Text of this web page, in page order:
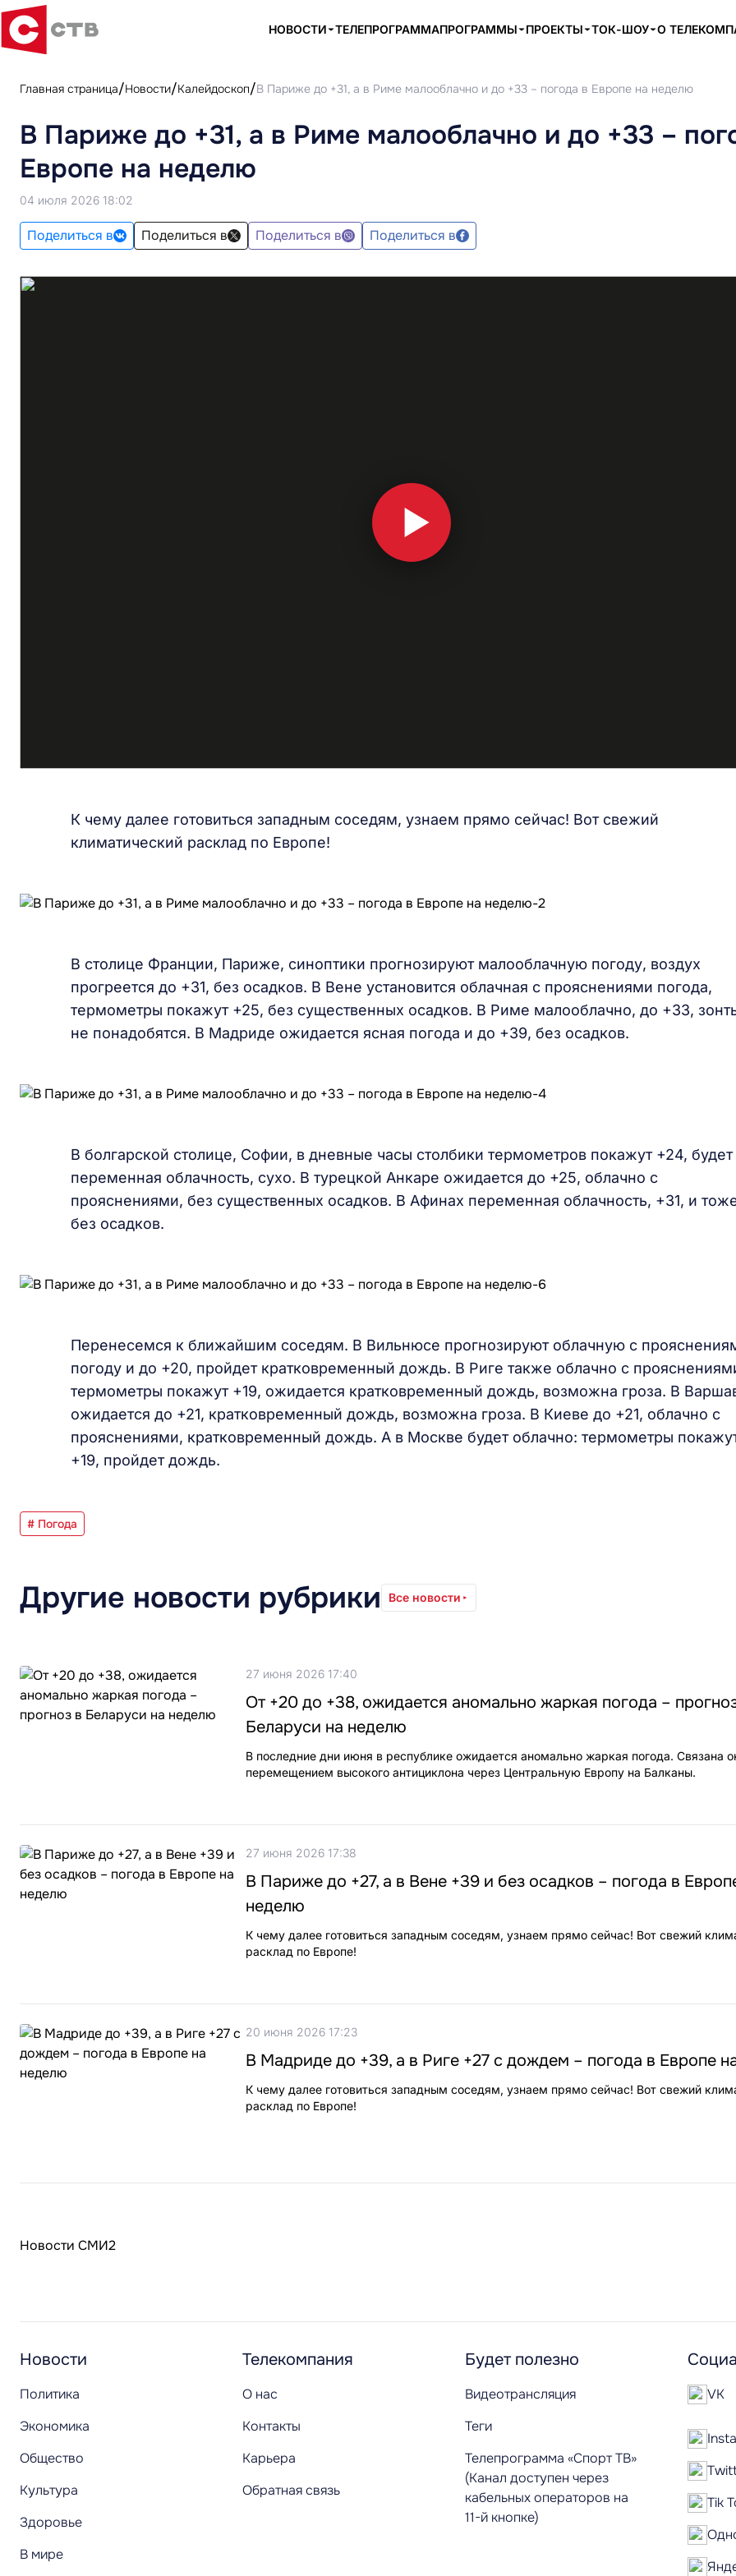
НОВОСТИ ТЕЛЕПРОГРАММАПРОГРАММЫ ПРОЕКТЫ ТОК-ШОУ О
Главная страница Новости Калейдоскоп В Париже до +31, а в Риме малооблачно и до +33 – погода в Европе на неделю
В Париже до +31, а в Риме малооблачно и до +33 –
Европе на неделю
04 июля 2026 18:02
Поделиться в Поделиться в Поделиться в Поделиться в
К чему далее готовиться западным соседям, узнаем прямо сейчас! Вот свежий
климатический расклад по Европе!
В столице Франции, Париже, синоптики прогнозируют малооблачную погоду, воздух
прогреется до +31, без осадков. В Вене установится облачная с прояснениями погода,
термометры покажут +25, без существенных осадков. В Риме малооблачно, до +33,
не понадобятся. В Мадриде ожидается ясная погода и до +39, без осадков.
В болгарской столице, Софии, в дневные часы столбики термометров покажут +24, будет
переменная облачность, сухо. В турецкой Анкаре ожидается до +25, облачно с
прояснениями, без существенных осадков. В Афинах переменная облачность, +31, и
без осадков.
Перенесемся к ближайшим соседям. В Вильнюсе прогнозируют облачную с
погоду и до +20, пройдет кратковременный дождь. В Риге также облачно с
термометры покажут +19, ожидается кратковременный дождь, возможна гроза. В
ожидается до +21, кратковременный дождь, возможна гроза. В Киеве до +21, облачно с
прояснениями, кратковременный дождь. А в Москве будет облачно: термометры
+19, пройдет дождь.
# Погода
Другие новости рубрики Все новости
27 июня 2026 17:40
От +20 до +38, ожидается аномально жаркая погода –
Беларуси на неделю
В последние дни июня в республике ожидается аномально жаркая погода. Связана
перемещением высокого антициклона через Центральную Европу на Балканы.
27 июня 2026 17:38
В Париже до +27, а в Вене +39 и без осадков – погода в
неделю
К чему далее готовиться западным соседям, узнаем прямо сейчас! Вот свежий
расклад по Европе!
20 июня 2026 17:23
В Мадриде до +39, а в Риге +27 с дождем – погода в Европе
К чему далее готовиться западным соседям, узнаем прямо сейчас! Вот свежий
расклад по Европе!
Новости СМИ2
Новости
Политика
Экономика
Общество
Культура
Здоровье
В мире
Телекомпания
О нас
Контакты
Карьера
Обратная связь
Будет полезно
Видеотрансляция
Теги
Телепрограмма «Спорт ТВ»
(Канал доступен через
кабельных операторов на
11-й кнопке)
VK
Tik